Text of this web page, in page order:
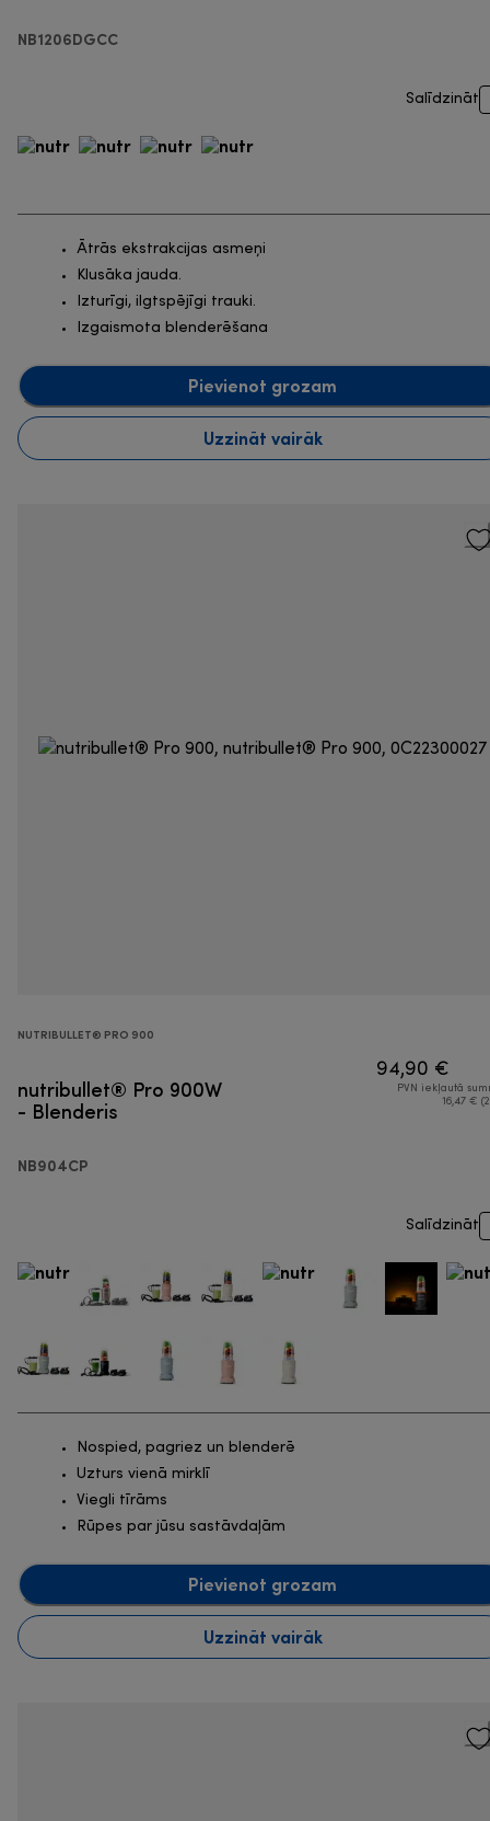
NB1206DGCC
Salīdzināt
Ātrās ekstrakcijas asmeņi
Klusāka jauda.
Izturīgi, ilgtspējīgi trauki.
Izgaismota blenderēšana
Pievienot grozam
Uzzināt vairāk
NUTRIBULLET® PRO 900
nutribullet® Pro 900W
- Blenderis
NB904CP
94,90 €
PVN iekļautā
16,47 €
Salīdzināt
Nospied, pagriez un blenderē
Uzturs vienā mirklī
Viegli tīrāms
Rūpes par jūsu sastāvdaļām
Pievienot grozam
Uzzināt vairāk